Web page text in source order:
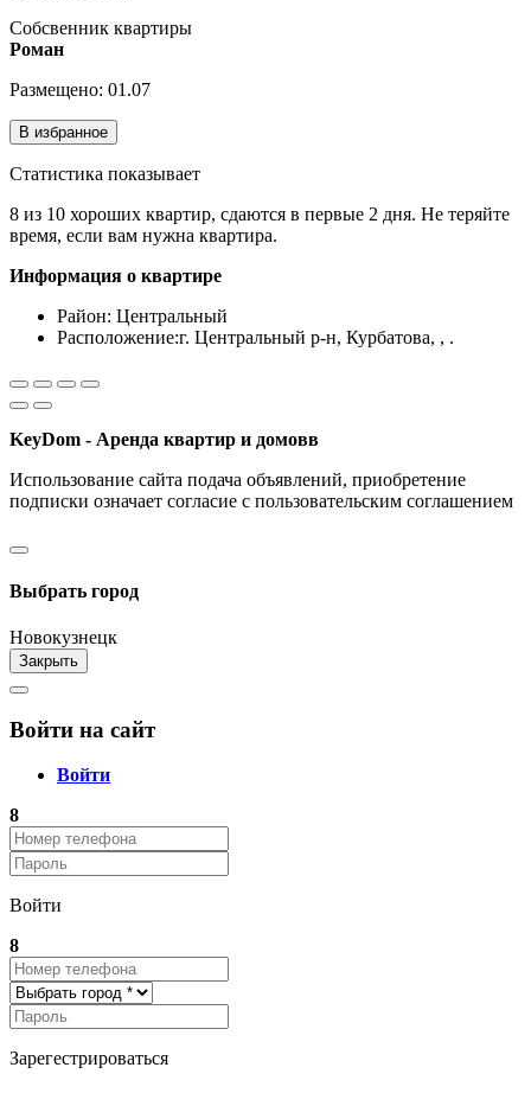
Собсвенник квартиры
Роман
Размещено: 01.07
В избранное
Статистика показывает
8 из 10 хороших квартир, сдаются в первые 2 дня. Не теряйте
время, если вам нужна квартира.
Информация о квартире
Район: Центральный
Расположение:г. Центральный р-н, Курбатова, , .
KeyDom - Аренда квартир и домовв
Использование сайта подача объявлений, приобретение
подписки означает согласие с пользовательским соглашением
Выбрать город
Новокузнецк
Закрыть
Войти на сайт
Войти
8
Войти
8
Зарегестрироваться